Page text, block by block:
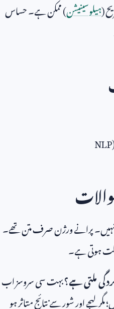
(ہیلوسینیشن) ممکن ہے۔ حساس
پرانے ورژن صرف متن تھے۔
ہوتی ہے۔
ملتی ہے؟بہت سی سروسز اب
مگر لہجے اور شور سے نتائج متاثر ہو